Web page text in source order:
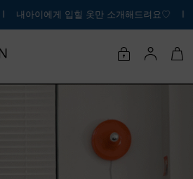
만 소개해드려요♡ Ι 쇼핑부터 배송까지